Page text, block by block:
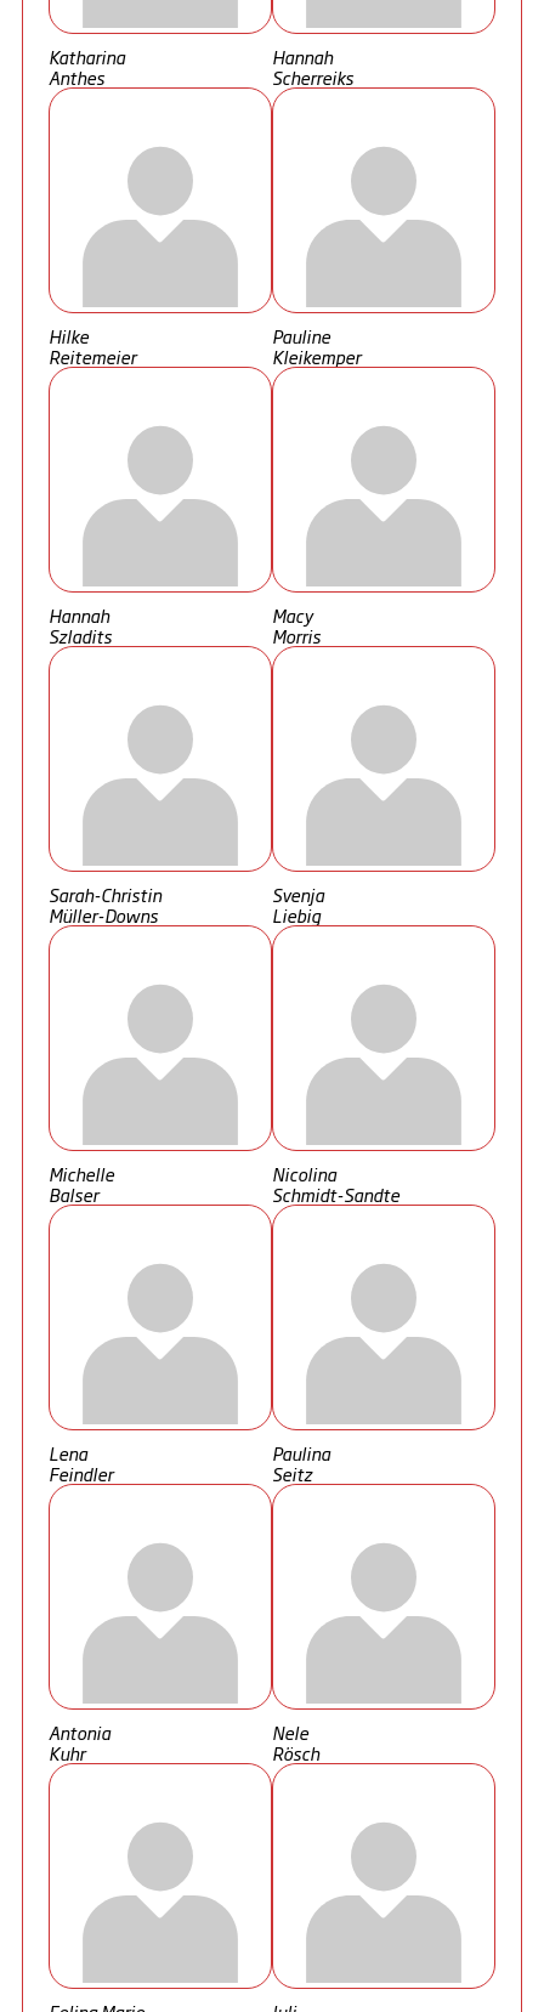
Katharina
Anthes
Hannah
Scherreiks
Hilke
Reitemeier
Pauline
Kleikemper
Hannah
Szladits
Macy
Morris
Sarah-Christin
Müller-Downs
Svenja
Liebig
Michelle
Balser
Nicolina
Schmidt-Sandte
Lena
Feindler
Paulina
Seitz
Antonia
Kuhr
Nele
Rösch